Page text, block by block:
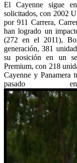
El Cayenne sigue
solicitados, con 2002
por 911 Carrera,
han logrado un
(272 en el 2011),
generación, 381
su posición en un
Premium, con 218
Cayenne y Panamera
pasado